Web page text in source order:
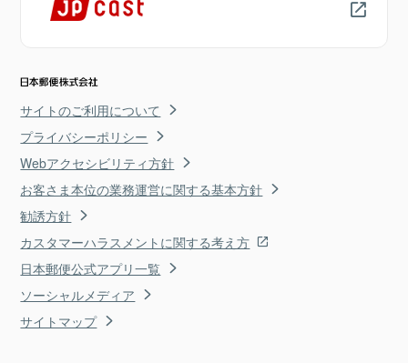
サイトのご利用について
プライバシーポリシー
Webアクセシビリティ方針
お客さま本位の業務運営に関する基本方針
勧誘方針
カスタマーハラスメントに関する考え方
日本郵便公式アプリ一覧
ソーシャルメディア
サイトマップ